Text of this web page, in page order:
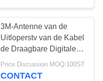
3M-Antenne van de
Uitloperstv van de Kabel
de Draagbare Digitale
Antenne 470MHZ
RG174
Price Discussion MOQ:100ST
CONTACT